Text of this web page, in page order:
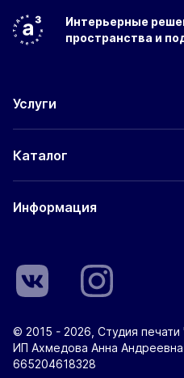
Интерьерные
пространства и
Услуги
Каталог
Информация
© 2015 - 2026, Студия печати
ИП Ахмедова Анна Андреевна
665204618328